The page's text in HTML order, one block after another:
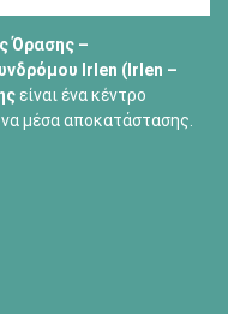
Όρασης –
Irlen (Irlen –
είναι ένα κέντρο
μέσα αποκατάστασης.